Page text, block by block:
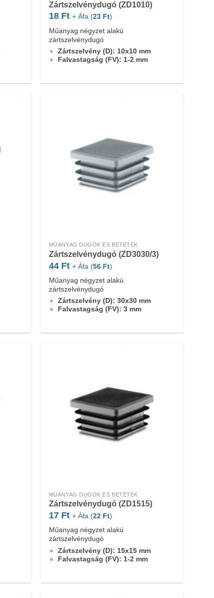
Zártszelvénydugó (ZD1010)
18 Ft + Áfa (23 Ft)
Műanyag négyzet alakú
zártszelvénydugó
Zártszelvény (D): 10x10 mm
Falvastagság (FV): 1-2 mm
MŰANYAG DUGÓK ÉS BETÉTEK
Zártszelvénydugó (ZD3030/3)
44 Ft + Áfa (56 Ft)
Műanyag négyzet alakú
zártszelvénydugó
Zártszelvény (D): 30x30 mm
Falvastagság (FV): 3 mm
MŰANYAG DUGÓK ÉS BETÉTEK
Zártszelvénydugó (ZD1515)
17 Ft + Áfa (22 Ft)
Műanyag négyzet alakú
zártszelvénydugó
Zártszelvény (D): 15x15 mm
Falvastagság (FV): 1-2 mm